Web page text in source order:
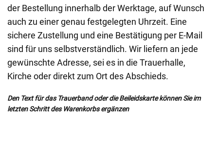
der Bestellung innerhalb der Werktage, auf Wunsch
auch zu einer genau festgelegten Uhrzeit. Eine
sichere Zustellung und eine Bestätigung per E-Mail
sind für uns selbstverständlich. Wir liefern an jede
gewünschte Adresse, sei es in die Trauerhalle,
Kirche oder direkt zum Ort des Abschieds.
Den Text für das Trauerband oder die Beileidskarte können Sie im
letzten Schritt des Warenkorbs ergänzen